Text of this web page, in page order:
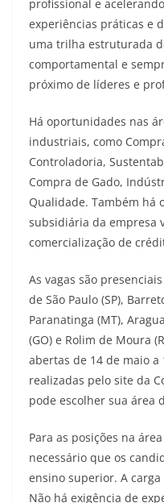
profissional e
experiências práticas e
uma trilha estruturada
comportamental e
próximo de líderes e
Há oportunidades nas
industriais, como
Controladoria,
Compra de Gado,
Qualidade. Também há
subsidiária da empresa
comercialização de
As vagas são
de São Paulo (SP),
Paranatinga (MT),
(GO) e Rolim de Moura
abertas de 14 de maio
realizadas pelo site da
pode escolher sua área
Para as posições na
necessário que os
ensino superior. A
Não há exigência de